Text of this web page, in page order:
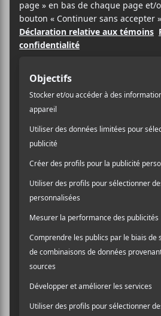
Place des Festivals
Rue Jeanne-Mance
Montréal, Québec H2X 3X5
Canada